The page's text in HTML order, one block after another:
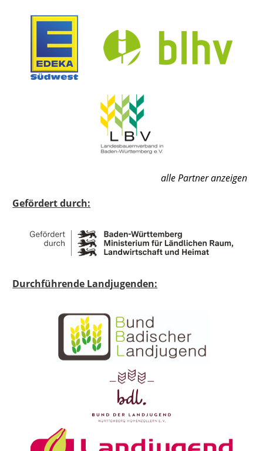
alle Partner anzeigen
Gefördert durch:
Durchführende Landjugenden: